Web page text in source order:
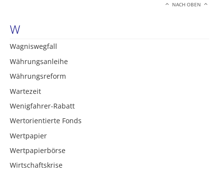
NACH OBEN
W
Wagniswegfall
Währungsanleihe
Währungsreform
Wartezeit
Wenigfahrer-Rabatt
Wertorientierte Fonds
Wertpapier
Wertpapierbörse
Wirtschaftskrise